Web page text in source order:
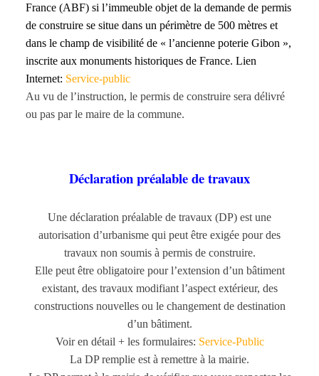
France (ABF) si l’immeuble objet de la demande de permis
de construire se situe dans un périmètre de 500 mètres et
dans le champ de visibilité de « l’ancienne poterie Gibon »,
inscrite aux monuments historiques de France. Lien
Internet: Service-public
Au vu de l’instruction, le permis de construire sera délivré
ou pas par le maire de la commune.
Déclaration préalable de travaux
Une déclaration préalable de travaux (DP) est une
autorisation d’urbanisme qui peut être exigée pour des
travaux non soumis à permis de construire.
Elle peut être obligatoire pour l’extension d’un bâtiment
existant, des travaux modifiant l’aspect extérieur, des
constructions nouvelles ou le changement de destination
d’un bâtiment.
Voir en détail + les formulaires: Service-Public
La DP remplie est à remettre à la mairie.